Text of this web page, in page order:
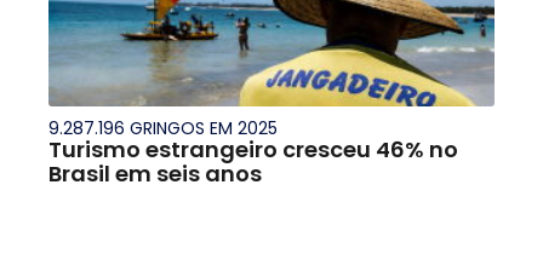
9.287.196 GRINGOS EM 2025
Turismo estrangeiro cresceu 46% no
Brasil em seis anos